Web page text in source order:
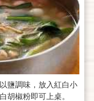
鹽調味，放入紅白小
胡椒粉即可上桌。